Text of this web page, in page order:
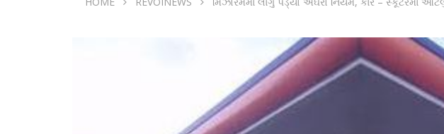
पंजाब में फिर अकाली दल-भाजपा गठबंधन की अटकलें : सुखबीर बादल ने पीएम मोदी से की मुलाकात, AAP ने कसा तंज